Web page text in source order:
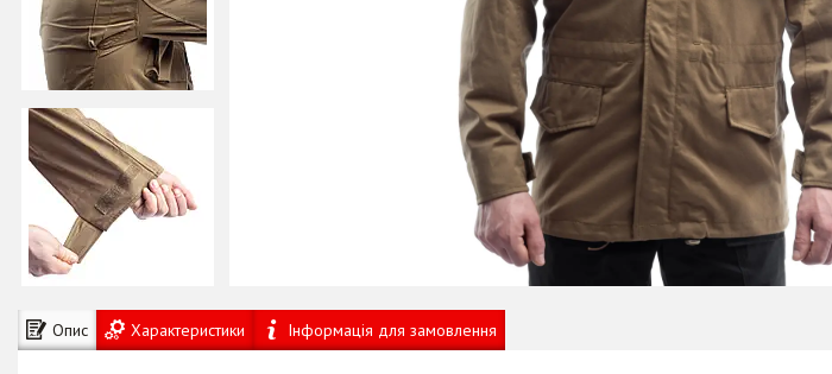
Опис Характеристики Інформація для замовлення